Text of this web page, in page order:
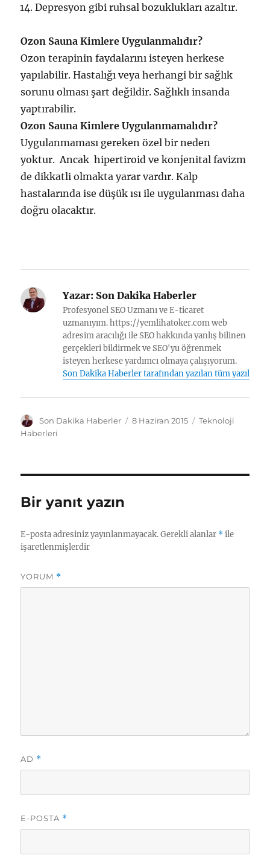
Depresyon gibi ruhsal bozuklukları azaltır.
Ozon Sauna Kimlere Uygulanmalıdır?
Ozon terapinin faydalarını isteyen herkese
yapılabilir. Hastalığı veya herhangi bir sağlık
sorunu olması şart değildir. Sağlıklı insanda
yaptırabilir.
Ozon Sauna Kimlere Uygulanmamalıdır?
Uygulanmaması gereken özel bir neden
yoktur. Ancak hipertiroid ve konjenital favizm
de dikkatli olmakta yarar vardır. Kalp
hastalarında ise düşük ısı ile uygulanması daha
doğru olacaktır.
Yazar: Son Dakika Haberler
Profesyonel SEO Uzmanı ve E-ticaret
uzmanıyım. https://yemlihatoker.com web
adresim aracılığı ile SEO hakkında yanlış bilinen
gerçekleri bildirmek ve SEO'yu öğrenmek
isteyen herkese yardımcı olmaya çalışıyorum.
Son Dakika Haberler tarafından yazılan tüm yazılar
Y
a
Son Dakika Haberler
Y
h
8 Haziran 2015
K
e
Teknoloji
Haberleri
Bir yanıt yazın
E-posta adresiniz yayınlanmayacak. Gerekli alanlar *ile
işaretlenmişlerdir
YORUM *
AD *
E-POSTA *